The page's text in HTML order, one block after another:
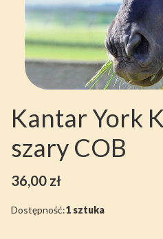
Kantar York
szary COB
Cena
36,00 zł
Dostępność:1 sztuka